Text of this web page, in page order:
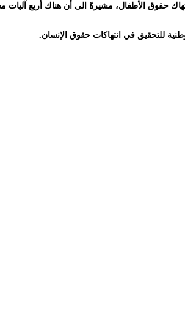
حقوق الأطفال، مشيرةً الى أن هناك أربع
للتحقيق في انتهاكات حقوق الإنسان.